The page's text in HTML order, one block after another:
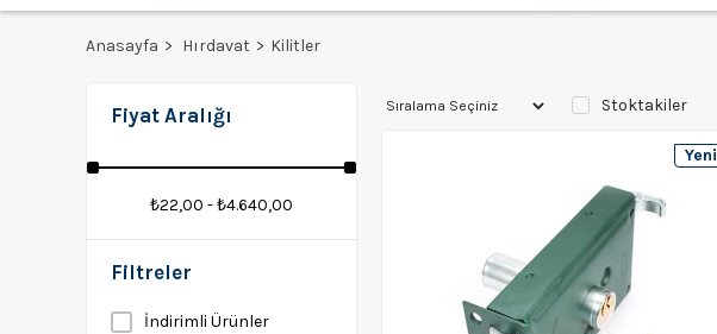
Anasayfa Hırdavat Kilitler
Fiyat Aralığı
₺22,00 - ₺4.640,00
Filtreler
İndirimli Ürünler
Stoktakiler
Yeni